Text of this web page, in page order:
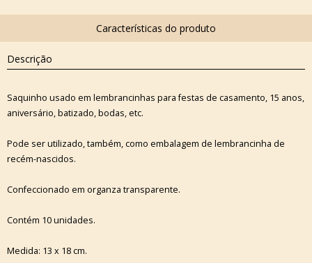
Descrição
Saquinho usado em lembrancinhas para festas de casamento, 15 anos,
aniversário, batizado, bodas, etc.
Pode ser utilizado, também, como embalagem de lembrancinha de
recém-nascidos.
Confeccionado em organza transparente.
Contém 10 unidades.
Medida: 13 x 18 cm.